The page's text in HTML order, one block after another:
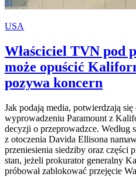
USA
Właściciel TVN pod
może opuścić
pozywa koncern
Jak podają media, potwierdzają
wyprowadzeniu Paramount z
decyzji o przeprowadzce. Według
z otoczenia Davida Ellisona
przeniesienia siedziby oraz części
stan, jeżeli prokurator generalny
próbował zablokować przejęcie